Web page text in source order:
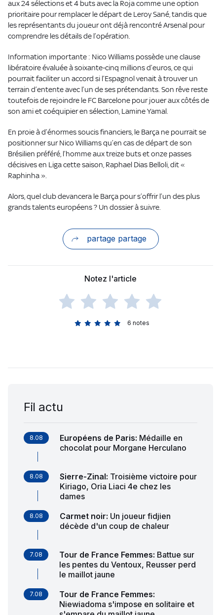
aux 24 sélections et 4 buts avec la Roja comme une option
prioritaire pour remplacer le départ de Leroy Sané, tandis que
les représentants du joueur ont déjà rencontré Arsenal pour
comprendre les détails de l’opération.
Information importante : Nico Williams possède une clause
libératoire évaluée à soixante-cinq millions d’euros, ce qui
pourrait faciliter un accord si l’Espagnol venait à trouver un
terrain d’entente avec l’un de ses prétendants. Son rêve reste
toutefois de rejoindre le FC Barcelone pour jouer aux côtés de
son ami et coéquipier en sélection, Lamine Yamal.
En proie à d’énormes soucis financiers, le Barça ne pourrait se
positionner sur Nico Williams qu’en cas de départ de son
Brésilien préféré, l’homme aux treize buts et onze passes
décisives en Liga cette saison, Raphael Dias Belloli, dit «
Raphinha ».
Alors, quel club devancera le Barça pour s’offrir l’un des plus
grands talents européens ? Un dossier à suivre.
partage partage
Notez l'article
6 notes
Fil actu
8.08 Européens de Paris: Médaille en
chocolat pour Morgane Herculano
8.08 Sierre-Zinal: Troisième victoire pour
Kiriago, Oria Liaci 4e chez les
dames
8.08 Carmet noir: Un joueur fidjien
décède d'un coup de chaleur
7.08 Tour de France Femmes: Battue sur
les pentes du Ventoux, Reusser perd
le maillot jaune
7.08 Tour de France Femmes:
Niewiadoma s'impose en solitaire et